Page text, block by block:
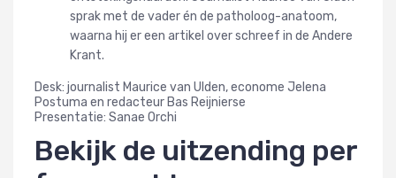
sprak met de vader én de patholoog-anatoom,
waarna hij er een artikel over schreef in de Andere
Krant.
Desk: journalist Maurice van Ulden, econome Jelena
Postuma en redacteur Bas Reijnierse
Presentatie: Sanae Orchi
Bekijk de uitzending per